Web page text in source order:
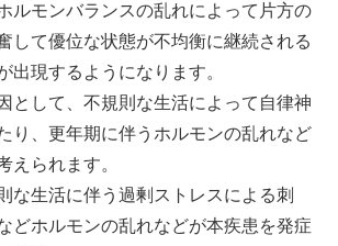
ルモンバランスの乱れによって片方の
して優位な状態が不均衡に継続される
出現するようになります。
として、不規則な生活によって自律神
り、更年期に伴うホルモンの乱れなど
えられます。
な生活に伴う過剰ストレスによる刺
どホルモンの乱れなどが本疾患を発症